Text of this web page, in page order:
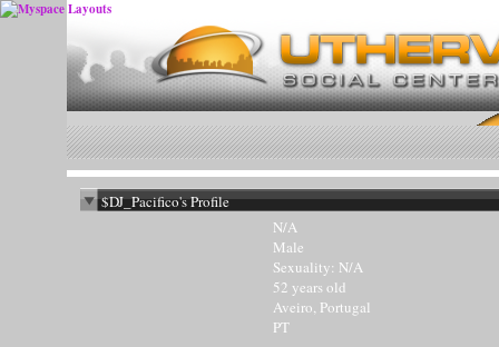
$DJ_Pacifico's Profile
N/A
Male
Sexuality: N/A
52 years old
Aveiro, Portugal
PT